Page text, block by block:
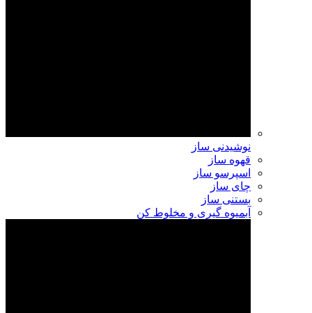
نوشیدنی ساز
قهوه ساز
اسپرسو ساز
چای ساز
بستنی ساز
آبمیوه گیری و مخلوط کن